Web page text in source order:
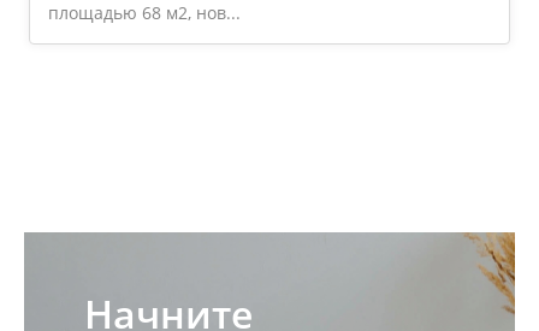
площадью 68 м2, нов...
Начните